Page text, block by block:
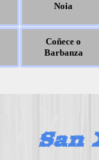
Noia
Coñece o
Barbanza
San